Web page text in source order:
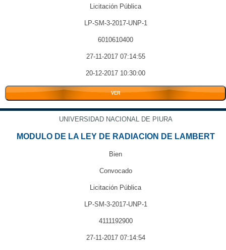
Licitación Pública
LP-SM-3-2017-UNP-1
6010610400
27-11-2017 07:14:55
20-12-2017 10:30:00
VER
UNIVERSIDAD NACIONAL DE PIURA
MODULO DE LA LEY DE RADIACION DE LAMBERT
Bien
Convocado
Licitación Pública
LP-SM-3-2017-UNP-1
4111192900
27-11-2017 07:14:54